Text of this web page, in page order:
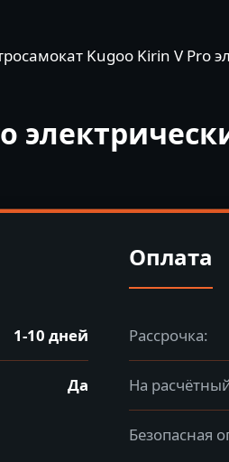
Kugoo Kirin V Pro
1-10 дней
Да
Оплата
Рассрочка:
На
Безопасная